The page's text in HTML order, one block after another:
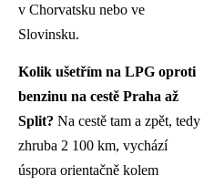
v Chorvatsku nebo ve
Slovinsku.
Kolik ušetřím na LPG oproti
benzinu na cestě Praha až
Split? Na cestě tam a zpět, tedy
zhruba 2 100 km, vychází
úspora orientačně kolem